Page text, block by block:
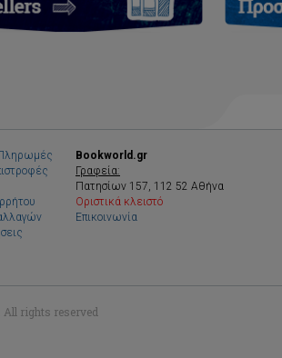
Bookworld.gr
Γραφεία:
Πατησίων 157, 112 52 Αθήνα
Οριστικά κλειστό
Επικοινωνία
All rights reserved